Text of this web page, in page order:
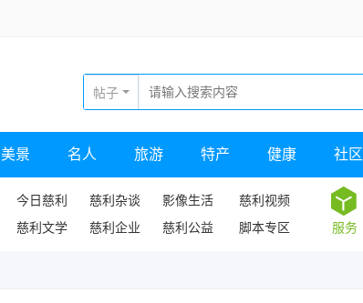
帖子
美景 名人 旅游 特产 健康 社区
今日慈利 慈利杂谈 影像生活
慈利视频
慈利文学
慈利企业 慈利公益 脚本专区 服务